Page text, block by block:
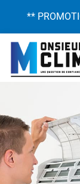
contenu
**